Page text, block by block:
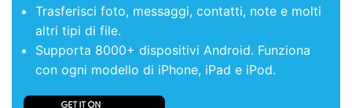
Trasferisci foto, messaggi, contatti, note e molti
altri tipi di file.
Supporta 8000+ dispositivi Android. Funziona
con ogni modello di iPhone, iPad e iPod.